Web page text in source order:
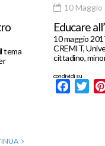
tema
10 Maggio
Educare
10 maggio
CREMIT,
cittadino,
condividi su